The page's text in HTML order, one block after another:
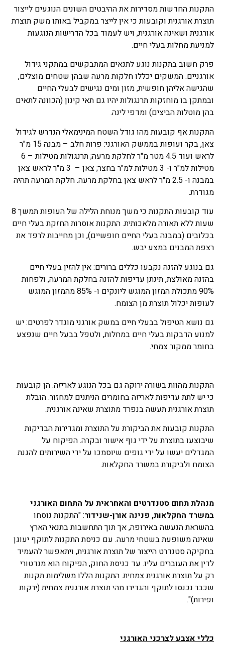
התקנות החדשות מסדירות את ההיבטים השונים הנוגעים לייצור
תוצרת אורגנית וקובעות כי אין לייצר במקביל באותו משק תוצרת
אורגנית ושאינה אורגנית, ויש לעמוד בכל הדרישות הנוגעות
למניעת מחלות בעלי חיים.
פרק חשוב בתקנות נוגע לתנאים המתבקשים במתקני גידול
אורגניים. המשקים יכללו חלקות מרעה שבהן שטחים מוצלים,
שהגישה אליהן חופשית, מזון ומים נגישים לבעלי החיים
ובמתקן בו מוחזקות תרנגולות יהיו גם תאי קינון (הכוונה לתאים
בהן מוטלות הביצים) ומדפי לינה.
התקנות אף קובעות מהו גודל השטח המינימאלי הנדרש לגידול
צאן, בקר ועופות בממשק האורגני: פרות חלב – מבנה 15 מ"ר
לראש ועוד 4.5 מטר מ"ר לחלקת מרעה; תרנגולות מטילות – 6
מטילות למ"ר ו- 3 מטילות למ"ר בחצר; צאן – 3 מ"ר לראש צאן
במבנה ו- 2.5 מ"ר לראש צאן בחלקת מרעה. חלקת המרעה תהיה
מגודרת.
עוד קובעות התקנות כי משך מנוחת הלילה של העופות תמשך 8
שעות ללא תאורה מלאכותית. התקנות אוסרות החזקת בעלי חיים
בכלובים (במבנה בעלי החיים חופשיים), וכן מחייבות לרפד את
רצפת המבנים במצע יבש.
גם בנוגע להזנה נקבעו כללים ברורים: אין להזין בעלי חיים
בהזנה מאולצת, תינתן עדיפות להזנה בחלקת המרעה, ולפחות
90% מתכולת המזון המוגש ליונקים ו- 85% מהמזון המוגש
לעופות יכלול תוצרת מן הצומח.
גם נושא הטיפול בבעלי חיים במשק אורגני מוגדר לפרטים: יש
למנוע הדבקות בעלי חיים במחלות, ולטפל בבעל חיים שנפצע
בחומר ממקור צמחי.
התקנות מהוות בשורה ירוקה גם בכל הנוגע לאריזה. הן קובעות
כי יש לתת עדיפות לאריזה בחומרים הניתנים למחזור. הובלת
תוצרת אורגנית תעשה בנפרד מתוצרת שאינה אורגנית.
התקנות קובעות את הביקורת על התוצרת ומגדירות הבדיקות
שיבוצעו בתוצרת על ידי גוף אישור ובקרה. הפיקוח על
המגדלים יעשו על ידי גופים שיוסמכו על ידי השירותים להגנת
הצומח ולביקורת במשרד החקלאות.
מנהלת תחום סטנדרטים והאחראית על התחום האורגני
במשרד החקלאות, פנינה אורן-שנידור: "התקנות נוסחו
בהשראת הנעשה באירופה, אך תוך התחשבות בתנאי הארץ
שאינה משופעת בשטחי מרעה. עם כניסת התקנות לתוקף יעוגן
בחקיקה סטנדרט הייצור של תוצרת אורגנית, ויתאפשר להעמיד
לדין את העוברים עליו. עד כניסת החוק, הפיקוח הוא מנדטורי
רק על תוצרת אורגנית צמחית. התקנות הללו משלימות תקנות
שכבר נכנסו לתוקף והגדירו מהי תוצרת אורגנית צמחית (ירקות
ופירות)".
כללי אצבע לצרכני האורגני